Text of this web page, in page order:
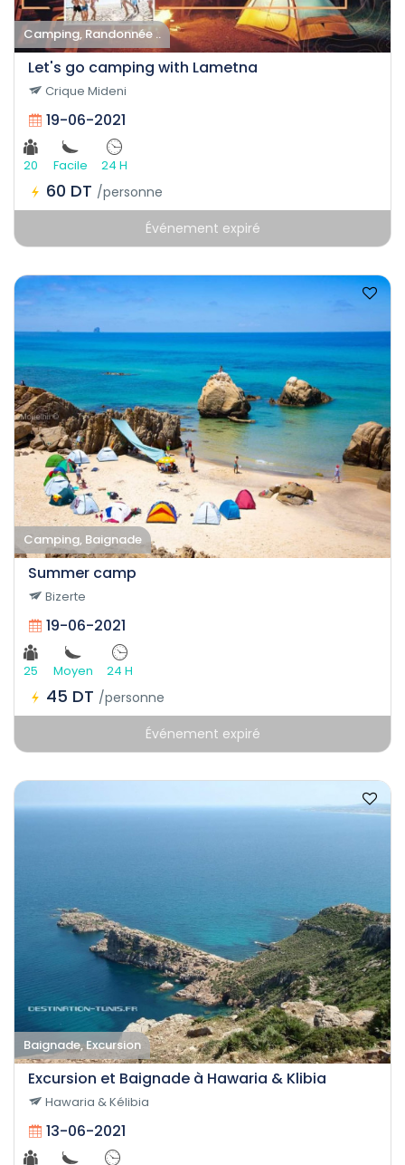
Camping, Randonnée ..
Let's go camping with Lametna
Crique Mideni
19-06-2021
20 Facile 24 H
60 DT /personne
Événement expiré
Camping, Baignade
Summer camp
Bizerte
19-06-2021
25 Moyen 24 H
45 DT /personne
Événement expiré
Baignade, Excursion
Excursion et Baignade à Hawaria & Klibia
Hawaria & Kélibia
13-06-2021